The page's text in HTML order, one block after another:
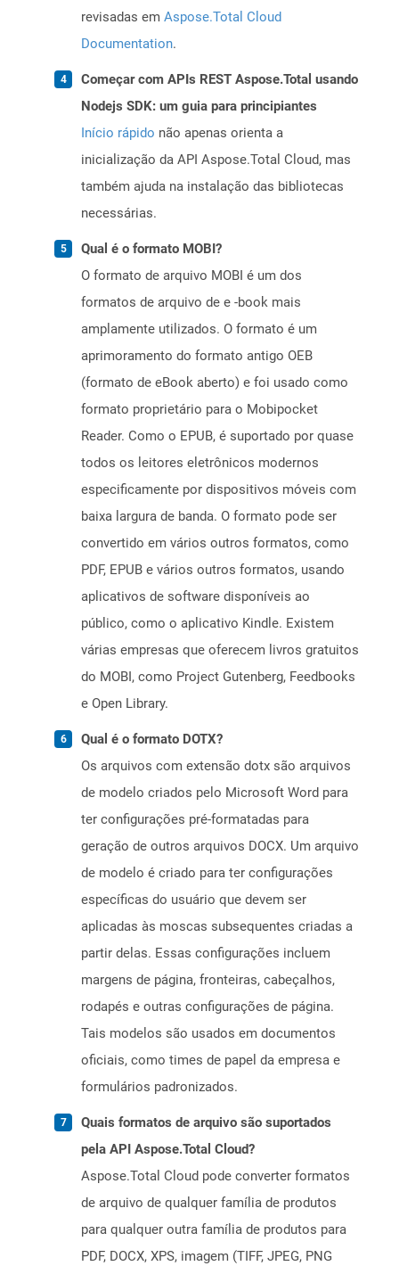
revisadas em Aspose.Total Cloud
Documentation.
Começar com APIs REST Aspose.Total usando
Nodejs SDK: um guia para principiantes
Início rápido não apenas orienta a
inicialização da API Aspose.Total Cloud, mas
também ajuda na instalação das bibliotecas
necessárias.
Qual é o formato MOBI?
O formato de arquivo MOBI é um dos
formatos de arquivo de e -book mais
amplamente utilizados. O formato é um
aprimoramento do formato antigo OEB
(formato de eBook aberto) e foi usado como
formato proprietário para o Mobipocket
Reader. Como o EPUB, é suportado por quase
todos os leitores eletrônicos modernos
especificamente por dispositivos móveis com
baixa largura de banda. O formato pode ser
convertido em vários outros formatos, como
PDF, EPUB e vários outros formatos, usando
aplicativos de software disponíveis ao
público, como o aplicativo Kindle. Existem
várias empresas que oferecem livros gratuitos
do MOBI, como Project Gutenberg, Feedbooks
e Open Library.
Qual é o formato DOTX?
Os arquivos com extensão dotx são arquivos
de modelo criados pelo Microsoft Word para
ter configurações pré-formatadas para
geração de outros arquivos DOCX. Um arquivo
de modelo é criado para ter configurações
específicas do usuário que devem ser
aplicadas às moscas subsequentes criadas a
partir delas. Essas configurações incluem
margens de página, fronteiras, cabeçalhos,
rodapés e outras configurações de página.
Tais modelos são usados ​​em documentos
oficiais, como times de papel da empresa e
formulários padronizados.
Quais formatos de arquivo são suportados
pela API Aspose.Total Cloud?
Aspose.Total Cloud pode converter formatos
de arquivo de qualquer família de produtos
para qualquer outra família de produtos para
PDF, DOCX, XPS, imagem (TIFF, JPEG, PNG